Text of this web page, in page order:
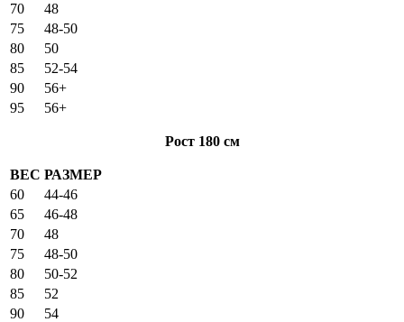
70
48
75
48-50
80
50
85
52-54
90
56+
95
56+
Рост 180 см
ВЕС РАЗМЕР
60
44-46
65
46-48
70
48
75
48-50
80
50-52
85
52
90
54